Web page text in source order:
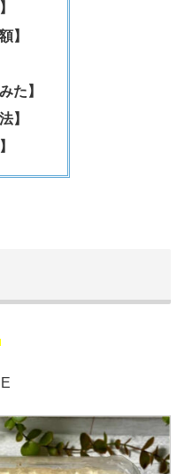
】
た】
】